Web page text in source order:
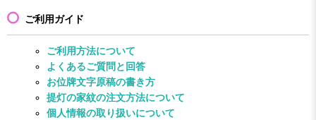
ご利用ガイド
ご利用方法について
よくあるご質問と回答
お位牌文字原稿の書き方
提灯の家紋の注文方法について
個人情報の取り扱いについて